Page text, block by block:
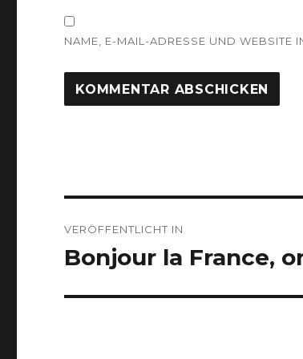
NAME, E-MAIL-ADRESSE UND WEBSITE
VERÖFFENTLICHT IN
Bonjour la France,